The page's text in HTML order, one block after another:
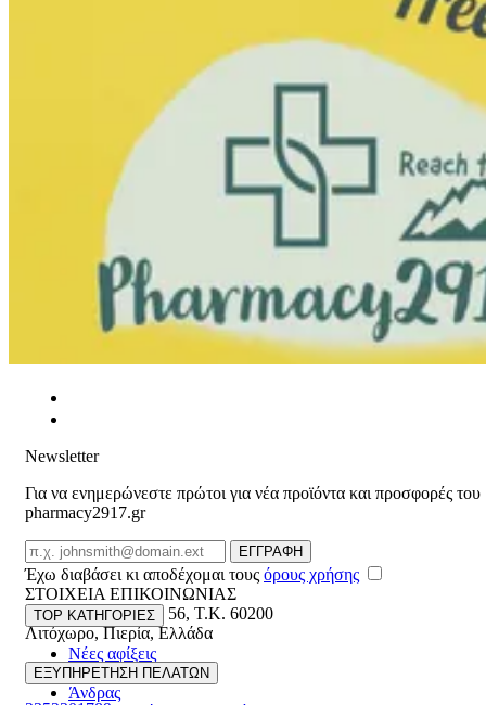
Newsletter
Για να ενημερώνεστε πρώτοι για νέα προϊόντα και προσφορές του
pharmacy2917.gr
Email
ΕΓΓΡΑΦΗ
Έχω διαβάσει κι αποδέχομαι τους όρους χρήσης
ΣΤΟΙΧΕΙΑ ΕΠΙΚΟΙΝΩΝΙΑΣ
Βασ. Κωνσταντίνου 56, T.K. 60200
Λιτόχωρο,Πιερία,Ελλάδα
ΓΕΜΗ:165892448000
TOP ΚΑΤΗΓΟΡΙΕΣ
Νέες αφίξεις
Γυναίκα
Άνδρας
ΕΞΥΠΗΡΕΤΗΣΗ ΠΕΛΑΤΩΝ